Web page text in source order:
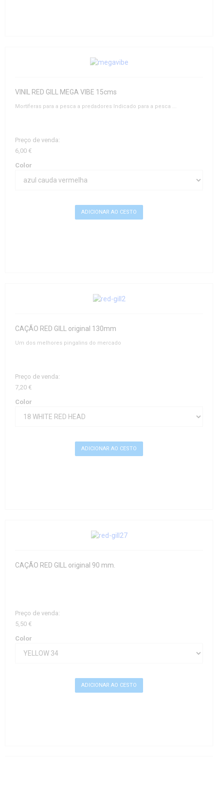
VINIL RED GILL MEGA VIBE 15cms
Mortíferas para a pesca a predadores Indicado para a pesca ...
Preço de venda:
6,00 €
Color
CAÇÃO RED GILL original 130mm
Um dos melhores pingalins do mercado
Preço de venda:
7,20 €
Color
CAÇÃO RED GILL original 90 mm.
Preço de venda:
5,50 €
Color